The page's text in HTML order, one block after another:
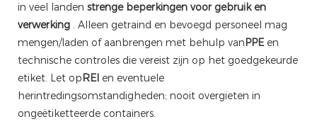
in veel landen strenge beperkingen voor gebruik en
verwerking . Alleen getraind en bevoegd personeel mag
mengen/laden of aanbrengen met behulp van PPEen
technische controles die vereist zijn op het goedgekeurde
etiket. Let op REI en eventuele
herintredingsomstandigheden; nooit overgieten in
ongeëtiketteerde containers.